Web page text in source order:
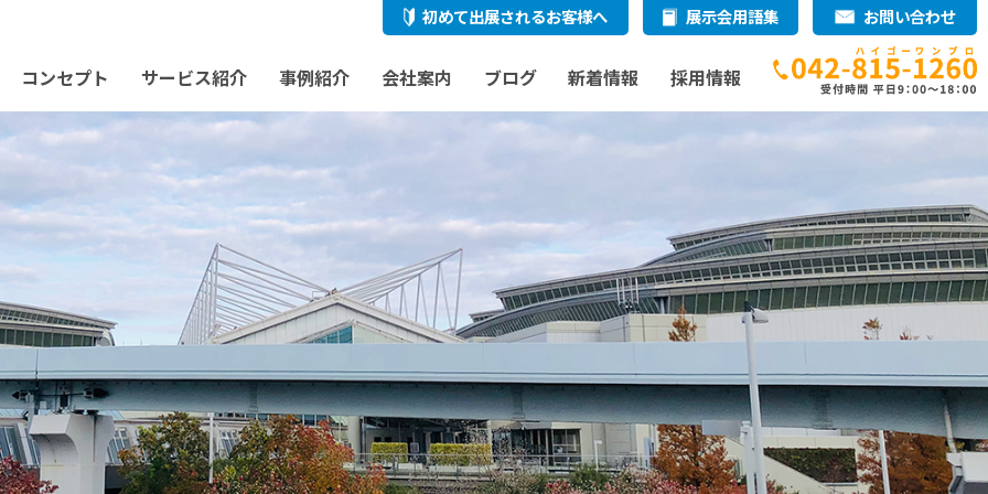
初めて出展されるお客様へ 展示会用語集 お問い合わせ
コンセプト サービス紹介 事例紹介 会社案内 ブログ 新着情報 採用情報